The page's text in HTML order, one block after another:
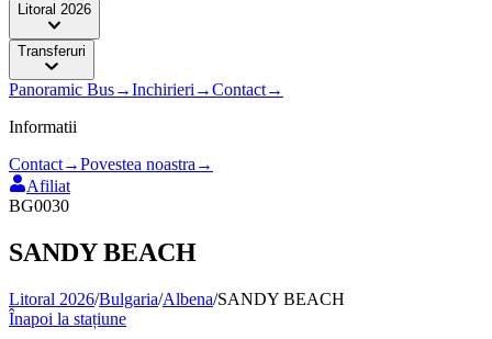
Litoral 2026
Transferuri
Panoramic Bus→Inchirieri →Contact→
Informatii
Contact→Povestea noastra →
Afiliat
BG0030
SANDY BEACH
Litoral 2026/Bulgaria/Albena/SANDY BEACH
Înapoi la stațiune